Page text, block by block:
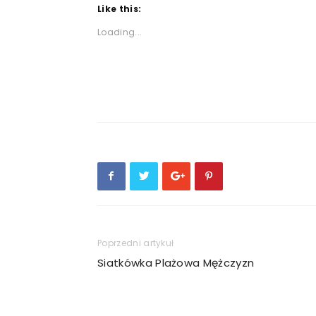
Like this:
Loading...
Poprzedni artykuł
Siatkówka Plażowa Mężczyzn